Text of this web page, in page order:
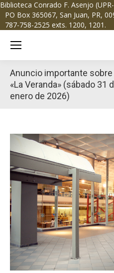
Biblioteca Conrado F. Asenjo
PO Box 365067, San Juan, PR,
787-758-2525 exts. 1200, 1201.
Anuncio importante sobre
«La Veranda» (sábado 31
enero de 2026)